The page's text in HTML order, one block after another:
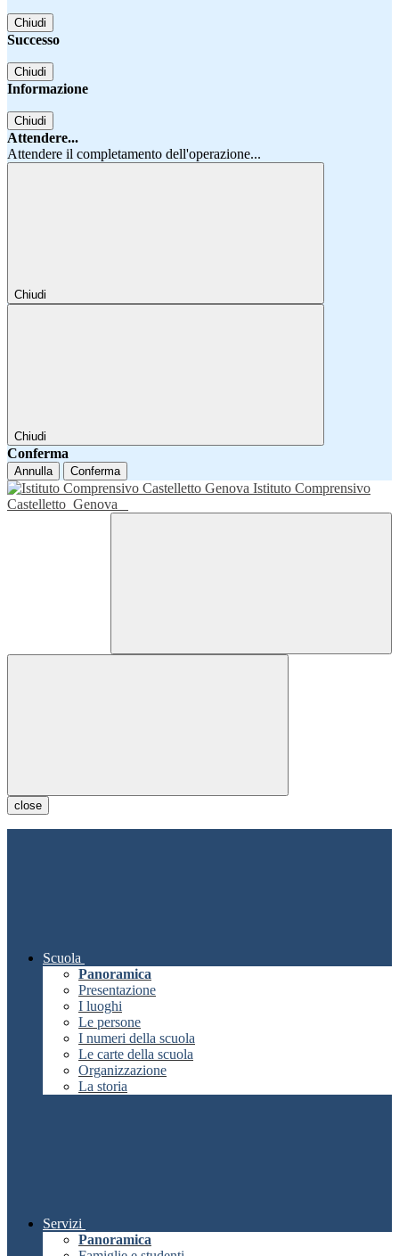
Chiudi
Successo
Chiudi
Informazione
Chiudi
Attendere...
Attendere il completamento dell'operazione...
Chiudi
Chiudi
Conferma
Annulla Conferma
Istituto Comprensivo
Castelletto Genova
close
Scuola
Panoramica
Presentazione
I luoghi
Le persone
I numeri della scuola
Le carte della scuola
Organizzazione
La storia
Servizi
Panoramica